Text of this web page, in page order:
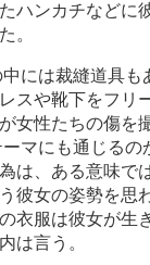
ハンカチなどに
。
には裁縫道具も
スや靴下をフリ
女性たちの傷を
マにも通じるの
は、ある意味で
彼女の姿勢を思
衣服は彼女が生
は言う。